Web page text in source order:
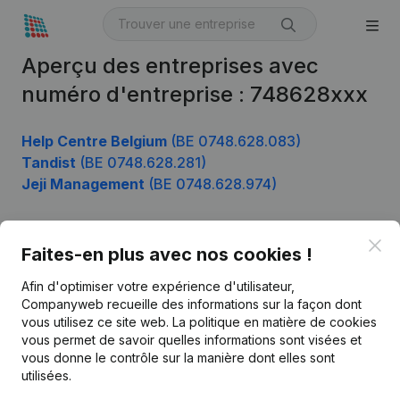
Aperçu des entreprises avec
numéro d'entreprise : 748628xxx
Help Centre Belgium (BE 0748.628.083)
Tandist (BE 0748.628.281)
Jeji Management (BE 0748.628.974)
Faites-en plus avec nos cookies !
Afin d'optimiser votre expérience d'utilisateur,
Companyweb recueille des informations sur la façon dont
vous utilisez ce site web. La politique en matière de cookies
vous permet de savoir quelles informations sont visées et
vous donne le contrôle sur la manière dont elles sont
utilisées.
Français
Kantorenpark Everest
Produit
Informations d’entreprise
Monitoring
Recherche internationale